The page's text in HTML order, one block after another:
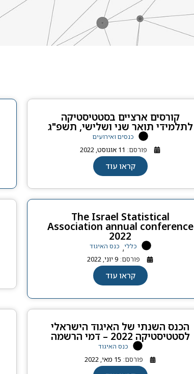
קורסים ארציים בסטטיסטיקה
לתלמידי תואר שני ושלישי, תשפ"ג
כנסים ואירועים
פורסם: 11 אוגוסט, 2022
קראו עוד
The Israel Statistical
Association annual conference
2022
כללי, כנס האיגוד
פורסם: 9 יוני, 2022
קראו עוד
הכנס השנתי של האיגוד הישראלי
לסטטיסטיקה 2022 – דמי הרשמה
כנס האיגוד
פורסם: 15 מאי, 2022